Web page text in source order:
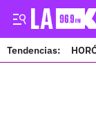
Tendencias: